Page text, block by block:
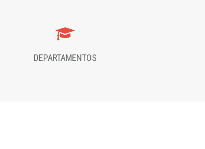
DEPARTAMENTOS